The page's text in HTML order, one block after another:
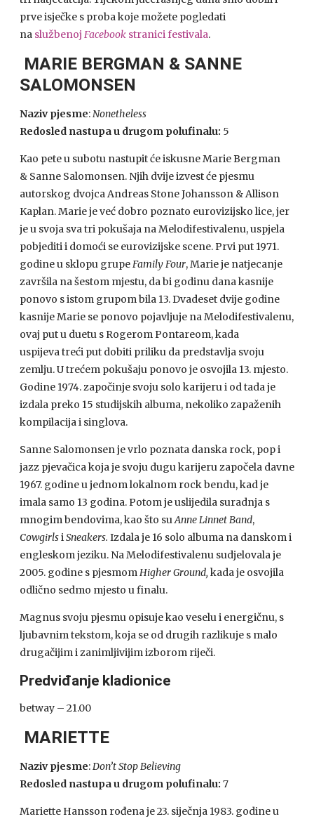
prve isječke s proba koje možete pogledati
na službenoj Facebook stranici festivala.
MARIE BERGMAN & SANNE
SALOMONSEN
Naziv pjesme:Nonetheless
Redosled nastupa u drugom polufinalu: 5
Kao pete u subotu nastupit će iskusne Marie Bergman
& Sanne Salomonsen. Njih dvije izvest će pjesmu
autorskog dvojca Andreas Stone Johansson & Allison
Kaplan. Marie je već dobro poznato eurovizijsko lice, jer
je u svoja sva tri pokušaja na Melodifestivalenu, uspjela
pobjediti i domoći se eurovizijske scene. Prvi put 1971.
godine u sklopu grupeFamily Four, Marie je natjecanje
završila na šestom mjestu, da bi godinu dana kasnije
ponovo s istom grupom bila 13. Dvadeset dvije godine
kasnije Marie se ponovo pojavljuje na Melodifestivalenu,
ovaj put u duetu s Rogerom Pontareom, kada
uspijeva treći put dobiti priliku da predstavlja svoju
zemlju. U trećem pokušaju ponovo je osvojila 13. mjesto.
Godine 1974. započinje svoju solo karijeru i od tada je
izdala preko 15 studijskih albuma, nekoliko zapaženih
kompilacija i singlova.
Sanne Salomonsen je vrlo poznata danska rock, pop i
jazz pjevačica koja je svoju dugu karijeru započela davne
1967. godine u jednom lokalnom rock bendu, kad je
imala samo 13 godina. Potom je uslijedila suradnja s
mnogim bendovima, kao što suAnne Linnet Band,
CowgirlsiSneakers. Izdala je 16 solo albuma na danskom i
engleskom jeziku. Na Melodifestivalenu sudjelovala je
2005. godine s pjesmomHigher Ground, kada je osvojila
odlično sedmo mjesto u finalu.
Magnus svoju pjesmu opisuje kao veselu i energičnu, s
ljubavnim tekstom, koja se od drugih razlikuje s malo
drugačijim i zanimljivijim izborom riječi.
Predviđanje kladionice
betway – 21.00
MARIETTE
Naziv pjesme:Don’t Stop Believing
Redosled nastupa u drugom polufinalu: 7
Mariette Hansson rođena je 23. siječnja 1983. godine u